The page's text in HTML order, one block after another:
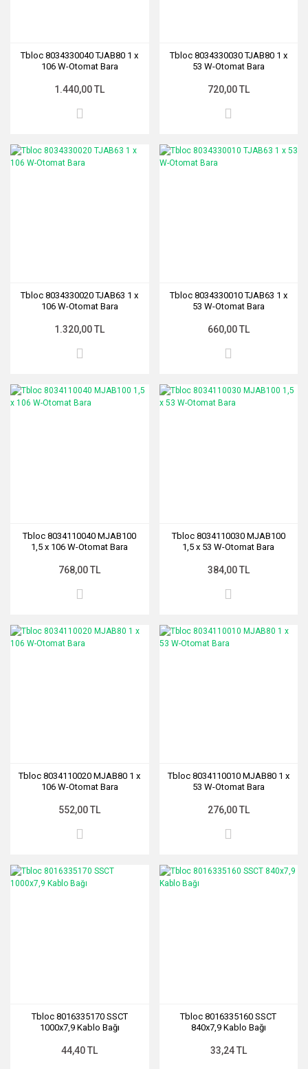
Tbloc 8034330040 TJAB80 1 x
106 W-Otomat Bara
1.440,00 TL
Tbloc 8034330030 TJAB80 1 x
53 W-Otomat Bara
720,00 TL
Tbloc 8034330020 TJAB63 1 x
106 W-Otomat Bara
1.320,00 TL
Tbloc 8034330010 TJAB63 1 x
53 W-Otomat Bara
660,00 TL
Tbloc 8034110040 MJAB100
1,5 x 106 W-Otomat Bara
768,00 TL
Tbloc 8034110030 MJAB100
1,5 x 53 W-Otomat Bara
384,00 TL
Tbloc 8034110020 MJAB80 1 x
106 W-Otomat Bara
552,00 TL
Tbloc 8034110010 MJAB80 1 x
53 W-Otomat Bara
276,00 TL
Tbloc 8016335170 SSCT
1000x7,9 Kablo Bağı
44,40 TL
Tbloc 8016335160 SSCT
840x7,9 Kablo Bağı
33,24 TL